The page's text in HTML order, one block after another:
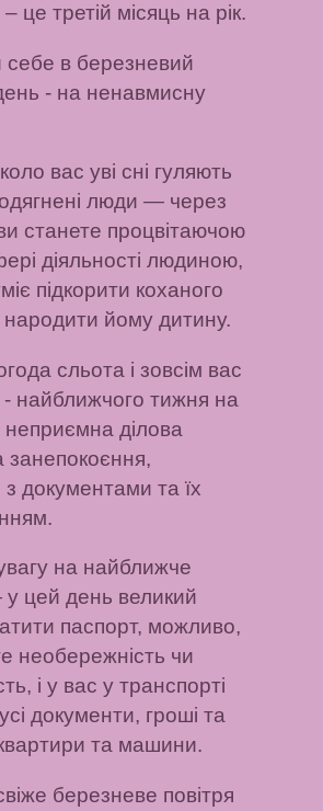
– це третій місяць на рік.
себе в березневий
- на ненавмисну ​​
вас уві сні гуляють
люди — через
станете процвітаючою
діяльності людиною,
підкорити коханого
народити йому дитину.
сльота і зовсім вас
- найближчого тижня на
неприємна ділова
занепокоєння,
документами та їх
на найближче
цей день великий
паспорт, можливо,
необережність чи
і у вас у транспорті
документи, гроші та
квартири та машини.
березневе повітря